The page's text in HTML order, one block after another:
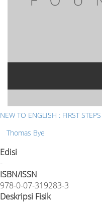
NEW TO ENGLISH : FIRST
Thomas Bye
Edisi
-
ISBN/ISSN
978-0-07-319283-3
Deskripsi Fisik